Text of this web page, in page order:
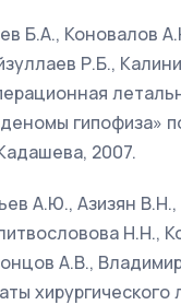
Б.А., Коновалов
Р.Б.,
гипофиза»
2007.
А.Ю., Азизян
Н.Н.,
А.В.,
хирургического